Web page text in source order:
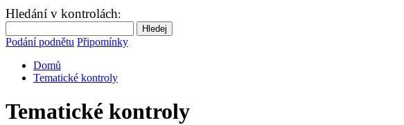
Hledání v kontrolách:
Podání podnětu Připomínky
Domů
Tematické kontroly
Tematické kontroly